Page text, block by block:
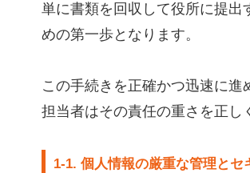
単に書類を回収して役所に提
めの第一歩となります。
この手続きを正確かつ迅速に進
担当者はその責任の重さを正し
1-1. 個人情報の厳重な管理とセ